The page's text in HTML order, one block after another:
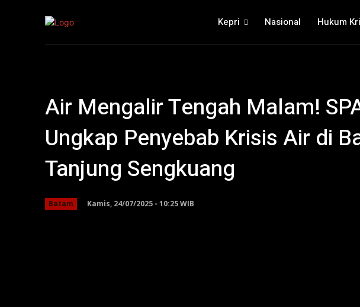
Kepri Nasional Hukum
Air Mengalir Tengah Malam!
Ungkap Penyebab Krisis Air di
Tanjung Sengkuang
Batam Kamis, 24/07/2025 - 10:25 WIB